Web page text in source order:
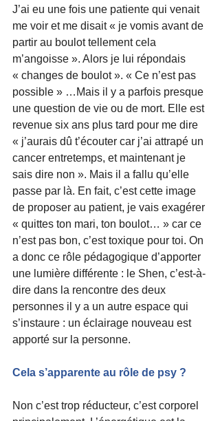
J’ai eu une fois une patiente qui venait
me voir et me disait « je vomis avant de
partir au boulot tellement cela
m’angoisse ». Alors je lui répondais
« changes de boulot ». « Ce n’est pas
possible » …Mais il y a parfois presque
une question de vie ou de mort. Elle est
revenue six ans plus tard pour me dire
« j’aurais dû t’écouter car j’ai attrapé un
cancer entretemps, et maintenant je
sais dire non ». Mais il a fallu qu’elle
passe par là. En fait, c’est cette image
de proposer au patient, je vais exagérer
« quittes ton mari, ton boulot… » car ce
n’est pas bon, c’est toxique pour toi. On
a donc ce rôle pédagogique d’apporter
une lumière différente : le Shen, c’est-à-
dire dans la rencontre des deux
personnes il y a un autre espace qui
s’instaure : un éclairage nouveau est
apporté sur la personne.
Cela s’apparente au rôle de psy ?
Non c’est trop réducteur, c’est corporel